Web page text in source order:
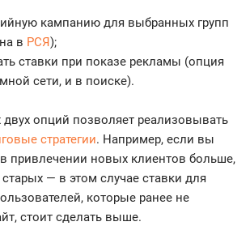
кампанию для выбранных групп
в РСЯ);
ставки при показе рекламы (опция
сети, и в поиске).
опций позволяет реализовывать
стратегии. Например, если вы
привлечении новых клиентов больше,
— в этом случае ставки для
которые ранее не
стоит сделать выше.